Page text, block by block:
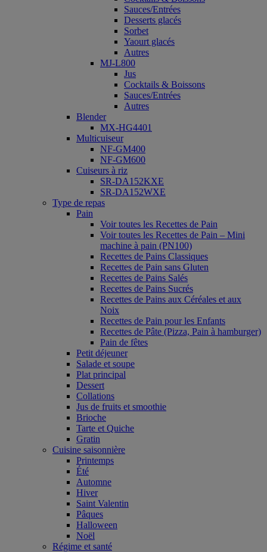
Sauces/Entrées
Desserts glacés
Sorbet
Yaourt glacés
Autres
MJ-L800
Jus
Cocktails & Boissons
Sauces/Entrées
Autres
Blender
MX-HG4401
Multicuiseur
NF-GM400
NF-GM600
Cuiseurs à riz
SR-DA152KXE
SR-DA152WXE
Type de repas
Pain
Voir toutes les Recettes de Pain
Voir toutes les Recettes de Pain – Mini
machine à pain (PN100)
Recettes de Pains Classiques
Recettes de Pain sans Gluten
Recettes de Pains Salés
Recettes de Pains Sucrés
Recettes de Pains aux Céréales et aux
Noix
Recettes de Pain pour les Enfants
Recettes de Pâte (Pizza, Pain à hamburger)
Pain de fêtes
Petit déjeuner
Salade et soupe
Plat principal
Dessert
Collations
Jus de fruits et smoothie
Brioche
Tarte et Quiche
Gratin
Cuisine saisonnière
Printemps
Été
Automne
Hiver
Saint Valentin
Pâques
Halloween
Noël
Régime et santé